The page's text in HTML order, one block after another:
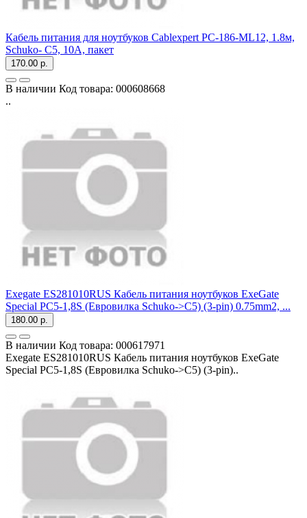
Кабель питания для ноутбуков Cablexpert PC-186-ML12, 1.8м,
Schuko- C5, 10А, пакет
170.00 р.
В наличии Код товара: 000608668
..
Exegate ES281010RUS Кабель питания ноутбуков ExeGate
Special PC5-1,8S (Евровилка Schuko->С5) (3-pin) 0.75mm2, ...
180.00 р.
В наличии Код товара: 000617971
Exegate ES281010RUS Кабель питания ноутбуков ExeGate
Special PC5-1,8S (Евровилка Schuko->С5) (3-pin)..